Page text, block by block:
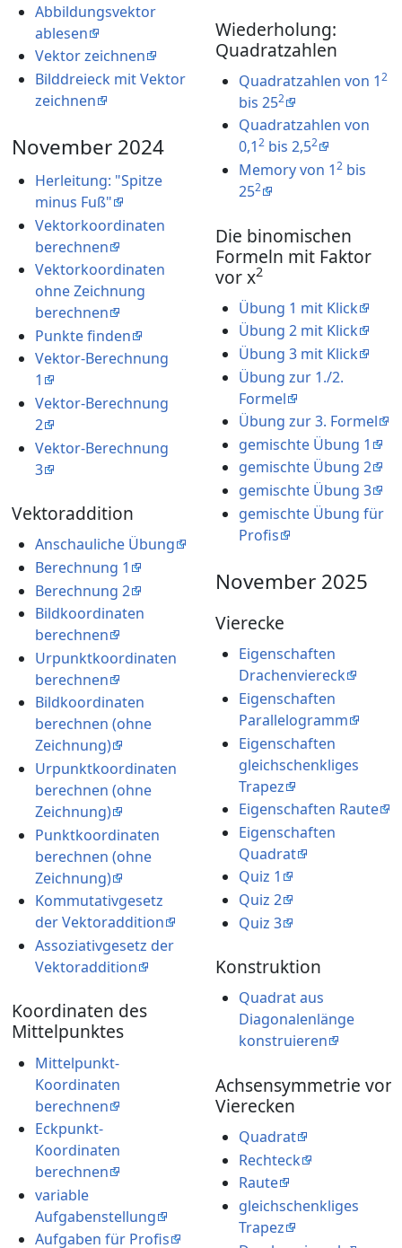
Abbildungsvektor
ablesen
Vektor zeichnen
Bilddreieck mit Vektor
zeichnen
November 2024
Herleitung: "Spitze
minus Fuß"
Vektorkoordinaten
berechnen
Vektorkoordinaten
ohne Zeichnung
berechnen
Punkte finden
Vektor-Berechnung
1
Vektor-Berechnung
2
Vektor-Berechnung
3
Vektoraddition
Anschauliche Übung
Berechnung 1
Berechnung 2
Bildkoordinaten
berechnen
Urpunktkoordinaten
berechnen
Bildkoordinaten
berechnen (ohne
Zeichnung)
Urpunktkoordinaten
berechnen (ohne
Zeichnung)
Punktkoordinaten
berechnen (ohne
Zeichnung)
Kommutativgesetz
der Vektoraddition
Assoziativgesetz der
Vektoraddition
Koordinaten des
Mittelpunktes
Mittelpunkt-
Koordinaten
berechnen
Eckpunkt-
Koordinaten
berechnen
variable
Aufgabenstellung
Aufgaben für Profis
Wiederholung:
Quadratzahlen
Quadratzahlen von 12
bis 252
Quadratzahlen von
0,12bis 2,52
Memory von 12bis
252
Die binomischen
Formeln mit Faktor
vor x2
Übung 1 mit Klick
Übung 2 mit Klick
Übung 3 mit Klick
Übung zur 1./2.
Formel
Übung zur 3. Formel
gemischte Übung 1
gemischte Übung 2
gemischte Übung 3
gemischte Übung für
Profis
November 2025
Vierecke
Eigenschaften
Drachenviereck
Eigenschaften
Parallelogramm
Eigenschaften
gleichschenkliges
Trapez
Eigenschaften Raute
Eigenschaften
Quadrat
Quiz 1
Quiz 2
Quiz 3
Konstruktion
Quadrat aus
Diagonalenlänge
konstruieren
Achsensymmetrie von
Vierecken
Quadrat
Rechteck
Raute
gleichschenkliges
Trapez